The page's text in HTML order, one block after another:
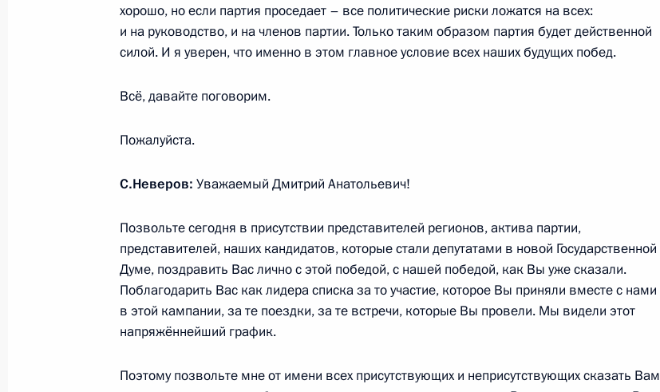
23 ноября 2011 года, среда
вокруг системы ПРО стран НАТО в Европе
21 ноября 2011 года, понедельник
Встреча с журналистами Южного и Северо-Кавказского
федеральных округов
21 ноября 2011 года, 18:30 Ростов-на-Дону
21 ноября 2011 года, 14:00 Владикавказ
хорошо, но если партия проседает – все политические риски ложатся на всех:
и на руководство, и на членов партии. Только таким образом партия будет действенной
силой. И я уверен, что именно в этом главное условие всех наших будущих побед.
Всё, давайте поговорим.
Пожалуйста.
С.Неверов: Уважаемый Дмитрий Анатольевич!
Позвольте сегодня в присутствии представителей регионов, актива партии,
представителей, наших кандидатов, которые стали депутатами в новой Государственной
Думе, поздравить Вас лично с этой победой, с нашей победой, как Вы уже сказали.
Поблагодарить Вас как лидера списка за то участие, которое Вы приняли вместе с нами
в этой кампании, за те поездки, за те встречи, которые Вы провели. Мы видели этот
напряжённейший график.
Поэтому позвольте мне от имени всех присутствующих и неприсутствующих сказать Вам